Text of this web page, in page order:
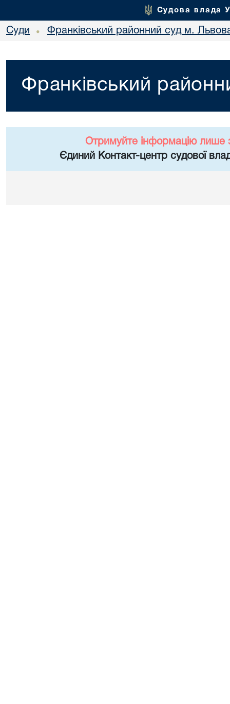
Судова влада
Суди • Франківський районний суд м.
Франківський
Отримуйте інформацію лише
Єдиний Контакт-центр судової